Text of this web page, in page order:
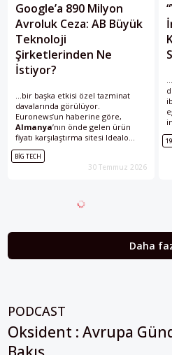
Google’a 890 Milyon
Avroluk Ceza: AB Büyük
Teknoloji
Şirketlerinden Ne
İstiyor?
...bir başka etkisi özel tazminat
davalarında görülüyor.
Euronews’un haberine göre,
Almanya’nın önde gelen ürün
fiyatı karşılaştırma sitesi Idealo
2025’te Berlin’de görülen davada
465 milyon avro tazminata hak
kazandı. Yeni karar,...
BIG TECH
30 Temmuz 2026
Daha
PODCAST
Oksident : Avrupa